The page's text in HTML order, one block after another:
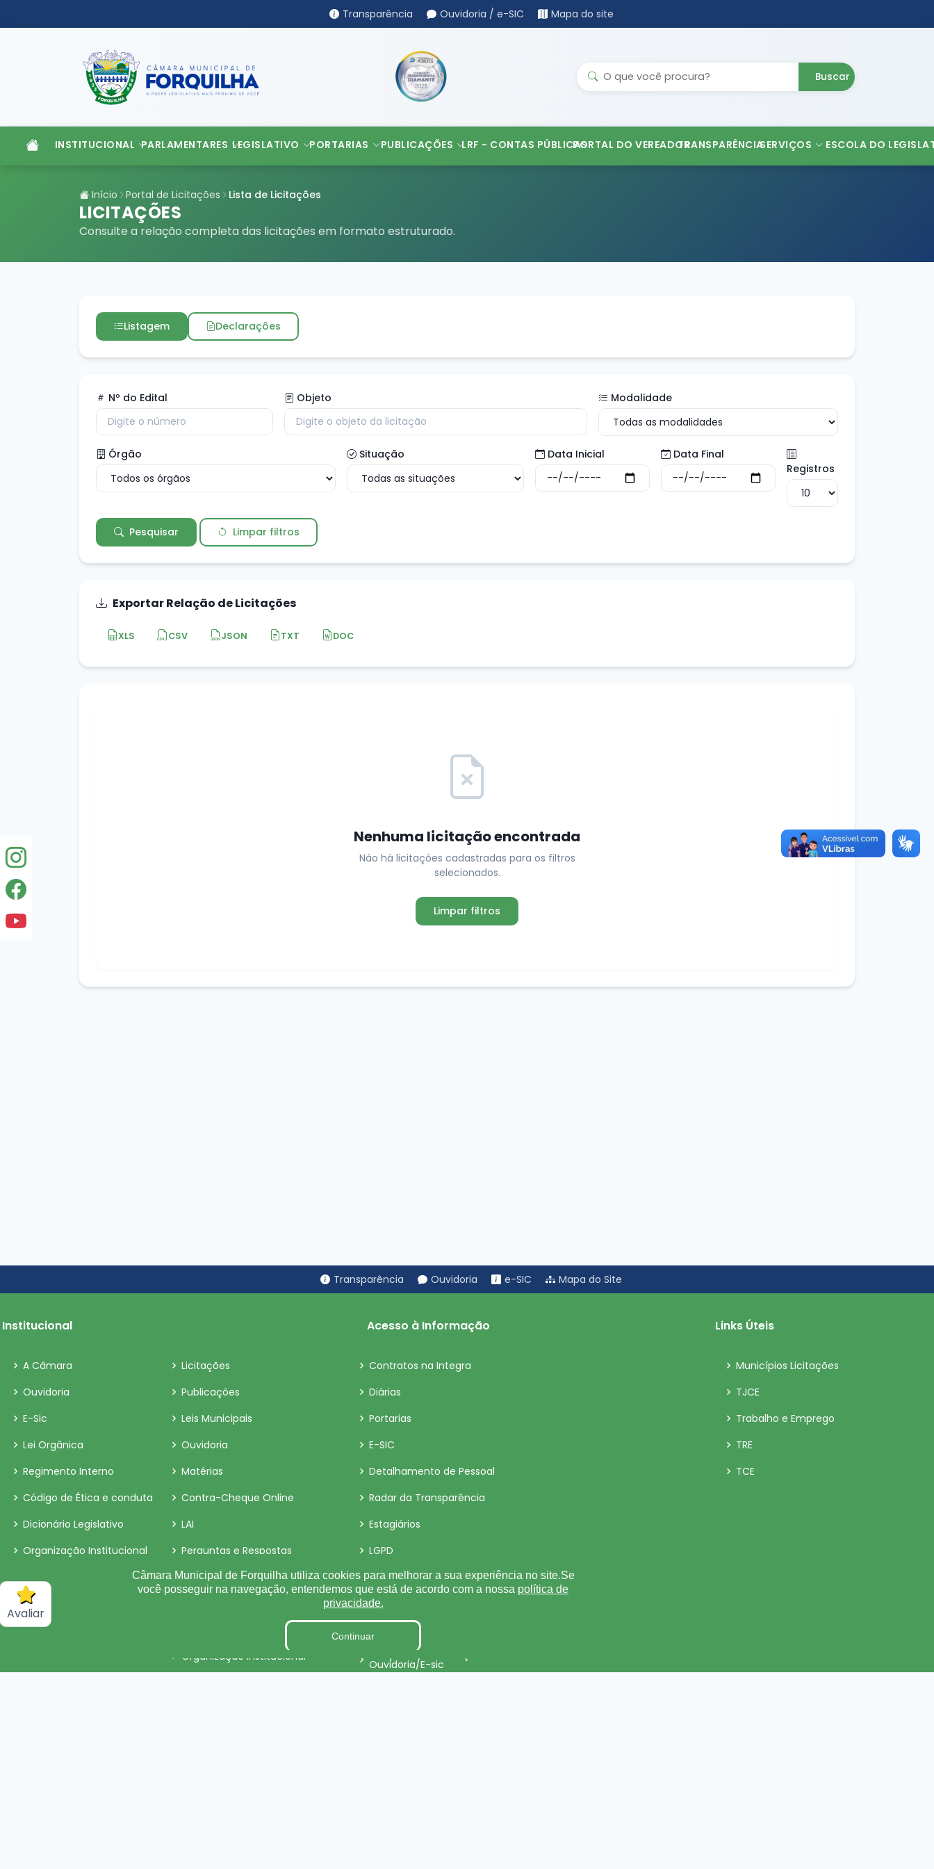
Avaliar
Transparência Ouvidoria / e-SIC Mapa do site
Buscar
INSTITUCIONAL PARLAMENTARES LEGISLATIVO PORTARIAS PUBLICAÇÕES LRF - CONTAS PÚBLICASPORTAL DO VEREADORTRANSPARÊNCIASERVIÇOS ESCOLA DO
Início Portal de Licitações Lista de Licitações
LICITAÇÕES
Consulte a relação completa das licitações em formato estruturado.
Listagem Declarações
Nº do Edital Objeto Modalidade
Órgão Situação Data Inicial
Data Final
Registros
Pesquisar Limpar filtros
Exportar Relação de Licitações
XLS CSV JSON TXT DOC
Nenhuma licitação encontrada
Não há licitações cadastradas para os filtros
selecionados.
Limpar filtros
Transparência Ouvidoria e-SIC Mapa do Site
Institucional
A Câmara
Ouvidoria
E-Sic
Lei Orgânica
Regimento Interno
Código de Ética e conduta
Dicionário Legislativo
Organização Institucional
Acesso à Informação
Licitações
Contratos na Integra
Publicações
Diárias
Leis Municipais
Portarias
Ouvidoria
E-SIC
Matérias
Detalhamento de Pessoal
Contra-Cheque Online
Radar da Transparência
LAI
Estagiários
Perguntas e Respostas
LGPD
Sigilo de Documentos
Tabela de Diárias
Fiscal de Contrato
Parecer TCE
Organização Institucional
Pesquisa de Satisfação
Ouvidoria/E-sic
Links Úteis
Municípios Licitações
TJCE
Trabalho e Emprego
TRE
TCE
Câmara Municipal de Forquilha utiliza cookies para melhorar a sua experiência no site.Se
você posseguir na navegação, entendemos que está de acordo com a nossa política de
privacidade.
Continuar